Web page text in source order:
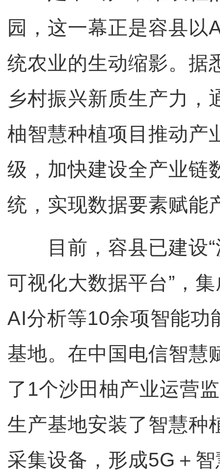
园，这一幕正是容县以
统农业的生动缩影。据
乡村振兴新质生产力，
柚智慧种植项目推动产
级，加快建设全产业链
统，实现数据要素赋能
目前，容县已建设“
可视化大数据平台”，
AI分析等10余项智能功
基地。在中国电信智慧
了1个沙田柚产业运营
生产基地安装了智慧种
采集设备，形成5G＋